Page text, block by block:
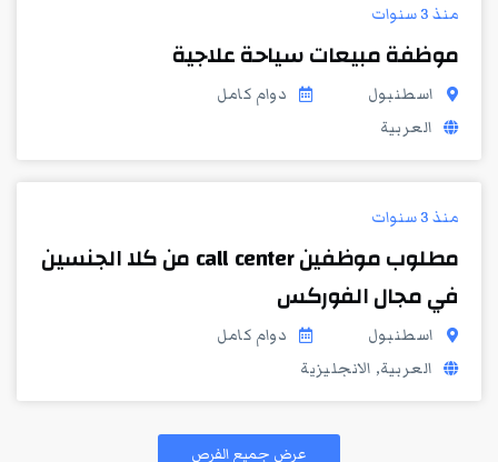
منذ 3 سنوات
موظفة مبيعات سياحة علاجية
اسطنبول
دوام كامل
العربية
منذ 3 سنوات
مطلوب موظفين call center من كلا الجنسين
في مجال الفوركس
اسطنبول
دوام كامل
العربية, الانجليزية
عرض جميع الفرص